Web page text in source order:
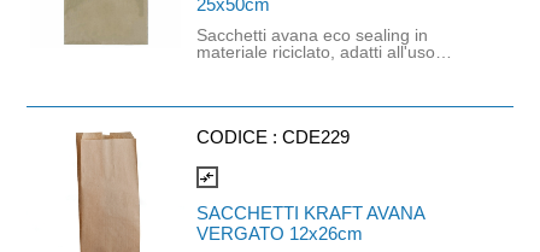
25x50cm
Sacchetti avana eco sealing in
materiale riciclato, adatti all'uso
Dimensioni 25x50 cm. Peso 50 gr
circa 394 pezzi.
CODICE :CDE229
compare_arrows
SACCHETTI KRAFT AVANA
VERGATO 12x26cm